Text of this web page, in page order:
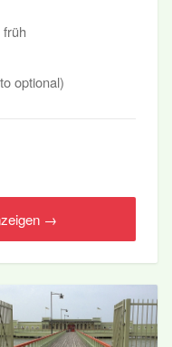
optional)
→